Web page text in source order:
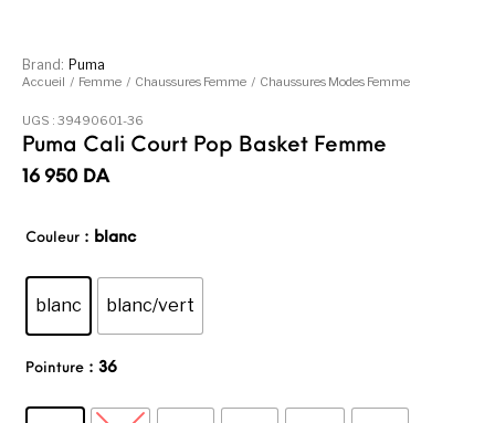
Accueil / Femme / Chaussures Femme / Chaussures Modes Femme
Puma Cali Court Pop Basket Femme
16 950 DA
Couleur : blanc
blanc blanc/vert
Pointure : 36
UGS :39490601-36
Brand: Puma